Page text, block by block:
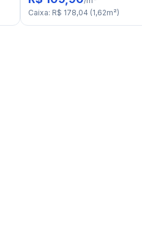
Caixa: R$ 178,04 (1,62m²)